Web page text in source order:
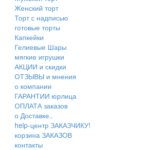
Женский торт
Торт с надписью
готовые торты
Капкейки
Гелиевые Шары
мягкие игрушки
АКЦИИ и скидки
ОТЗЫВЫ и мнения
о компании
ГАРАНТИИ юрлица
ОПЛАТА заказов
о Доставке..
help-центр ЗАКАЗЧИКУ!
корзина ЗАКАЗОВ
контакты